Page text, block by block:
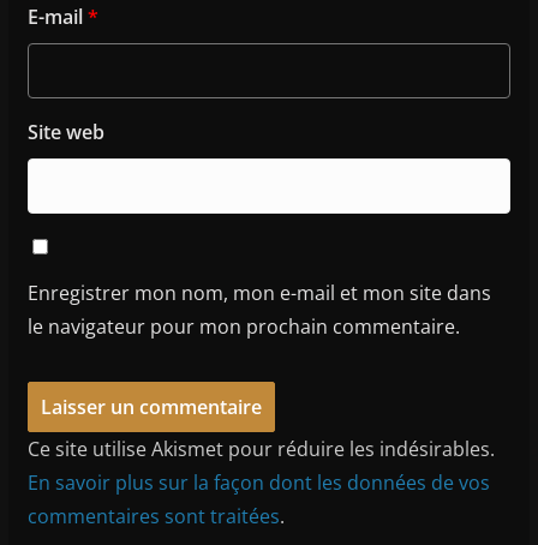
E-mail*
Site web
Enregistrer mon nom, mon e-mail et mon site dans
le navigateur pour mon prochain commentaire.
Ce site utilise Akismet pour réduire les indésirables.
En savoir plus sur la façon dont les données de vos
commentaires sont traitées.